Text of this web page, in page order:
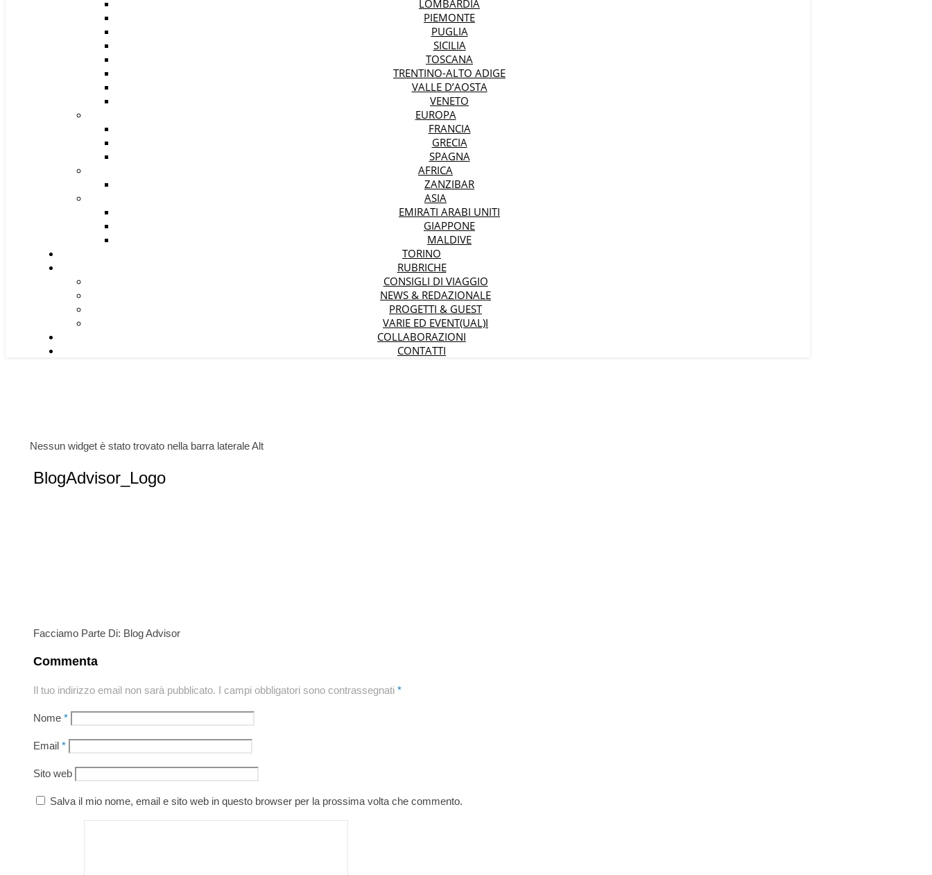
LOMBARDIA
PIEMONTE
PUGLIA
SICILIA
TOSCANA
TRENTINO-ALTO ADIGE
VALLE D’AOSTA
VENETO
EUROPA
FRANCIA
GRECIA
SPAGNA
AFRICA
ZANZIBAR
ASIA
EMIRATI ARABI UNITI
GIAPPONE
MALDIVE
TORINO
RUBRICHE
CONSIGLI DI VIAGGIO
NEWS & REDAZIONALE
PROGETTI & GUEST
VARIE ED EVENT(UAL)I
COLLABORAZIONI
CONTATTI
Nessun widget è stato trovato nella barra laterale Alt
BlogAdvisor_Logo
Facciamo Parte Di: Blog Advisor
Commenta
Il tuo indirizzo email non sarà pubblicato. I campi obbligatori sono contrassegnati *
Nome *
Email *
Sito web
Salva il mio nome, email e sito web in questo browser per la prossima volta che commento.